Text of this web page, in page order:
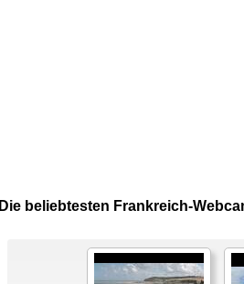
Die beliebtesten Frankreich-